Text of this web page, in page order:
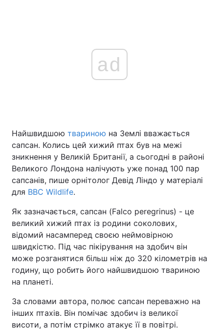
ad
Найшвидшою твариною на Землі вважається
сапсан. Колись цей хижий птах був на межі
зникнення у Великій Британії, а сьогодні в районі
Великого Лондона налічують уже понад 100 пар
сапсанів, пише орнітолог Девід Ліндо у матеріалі
для BBC Wildlife.
Як зазначається, сапсан (Falco peregrinus) - це
великий хижий птах із родини соколових,
відомий насамперед своєю неймовірною
швидкістю. Під час пікірування на здобич він
може розганятися більш ніж до 320 кілометрів на
годину, що робить його найшвидшою твариною
на планеті.
За словами автора, полює сапсан переважно на
інших птахів. Він помічає здобич із великої
висоти, а потім стрімко атакує її в повітрі.